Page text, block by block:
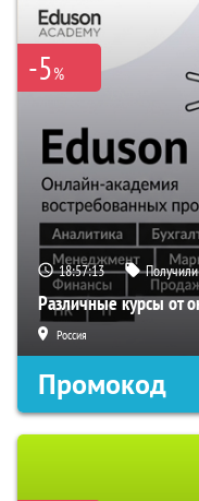
-5%
18:57:12
Различные курсы от
Россия
Промокод